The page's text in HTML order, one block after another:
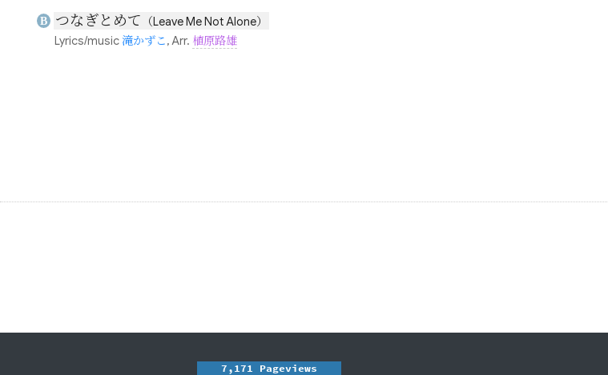
B つなぎとめて （Leave Me Not Alone）
Lyrics/music滝かずこ, Arr. 植原路雄